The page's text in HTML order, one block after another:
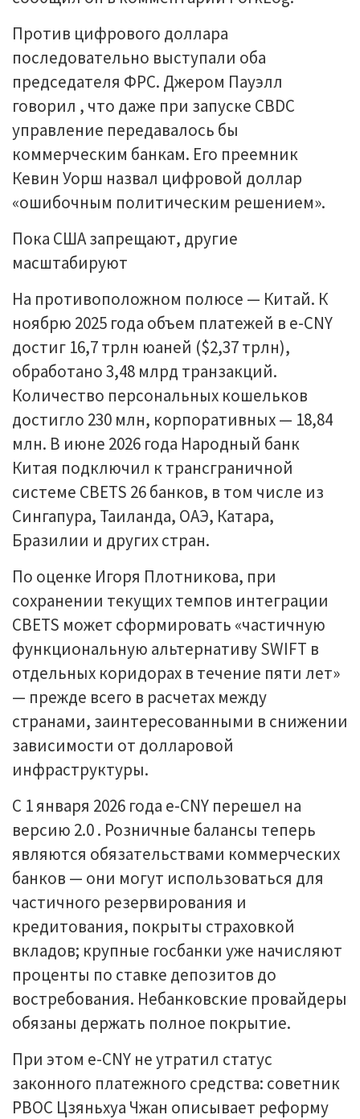
Против цифрового доллара
последовательно выступали оба
председателя ФРС. Джером Пауэлл
говорил , что даже при запуске CBDC
управление передавалось бы
коммерческим банкам. Его преемник
Кевин Уорш назвал цифровой доллар
«ошибочным политическим решением».
Пока США запрещают, другие
масштабируют
На противоположном полюсе — Китай. К
ноябрю 2025 года объем платежей в e-CNY
достиг 16,7 трлн юаней ($2,37 трлн),
обработано 3,48 млрд транзакций.
Количество персональных кошельков
достигло 230 млн, корпоративных — 18,84
млн. В июне 2026 года Народный банк
Китая подключил к трансграничной
системе CBETS 26 банков, в том числе из
Сингапура, Таиланда, ОАЭ, Катара,
Бразилии и других стран.
По оценке Игоря Плотникова, при
сохранении текущих темпов интеграции
CBETS может сформировать «частичную
функциональную альтернативу SWIFT в
отдельных коридорах в течение пяти лет»
— прежде всего в расчетах между
странами, заинтересованными в снижении
зависимости от долларовой
инфраструктуры.
С 1 января 2026 года e-CNY перешел на
версию 2.0 . Розничные балансы теперь
являются обязательствами коммерческих
банков — они могут использоваться для
частичного резервирования и
кредитования, покрыты страховкой
вкладов; крупные госбанки уже начисляют
проценты по ставке депозитов до
востребования. Небанковские провайдеры
обязаны держать полное покрытие.
При этом e-CNY не утратил статус
законного платежного средства: советник
PBOC Цзяньхуа Чжан описывает реформу